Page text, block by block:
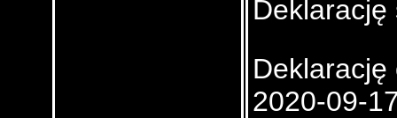
2020-09-